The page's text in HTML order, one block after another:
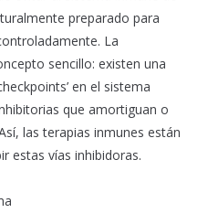
preparado para
La
sencillo: existen una
en el sistema
que amortiguan o
las terapias inmunes están
estas vías inhibidoras.